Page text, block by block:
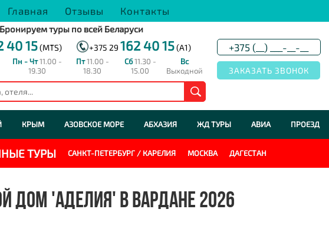
Главная Отзывы Контакты
Бронируем туры по всей Беларуси
40 15(MTS) +375 29 162 40 15(A1)
Пн - Чт11.00 -
19.30
Пт11.00 -
18.30
Сб11.30 -
15.00
Вс
Выходной
КРЫМ АЗОВСКОЕ МОРЕ АБХАЗИЯ ЖД ТУРЫ АВИА ПРОЕЗД
ТУРЫ САНКТ-ПЕТЕРБУРГ / КАРЕЛИЯ МОСКВА ДАГЕСТАН
ДОМ 'АДЕЛИЯ' В ВАРДАНЕ 2026